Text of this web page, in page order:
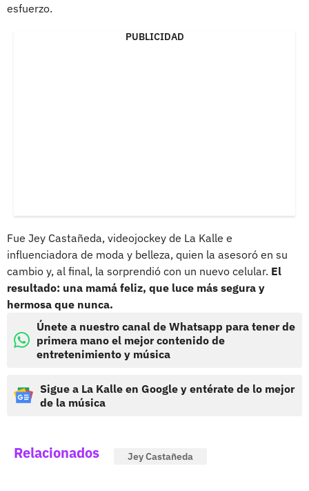
esfuerzo.
PUBLICIDAD
Fue Jey Castañeda, videojockey de La Kalle e
influenciadora de moda y belleza, quien la asesoró en su
cambio y, al final, la sorprendió con un nuevo celular. El
resultado: una mamá feliz, que luce más segura y
hermosa que nunca.
Únete a nuestro canal de Whatsapp para tener de
primera mano el mejor contenido de
entretenimiento y música
Sigue a La Kalle en Google y entérate de lo mejor
de la música
Relacionados Jey Castañeda